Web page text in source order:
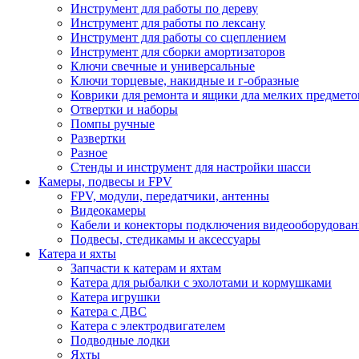
Инструмент для работы по дереву
Инструмент для работы по лексану
Инструмент для работы со сцеплением
Инструмент для сборки амортизаторов
Ключи свечные и универсальные
Ключи торцевые, накидные и г-образные
Коврики для ремонта и ящики дла мелких
Отвертки и наборы
Помпы ручные
Развертки
Разное
Стенды и инструмент для настройки шасси
Камеры, подвесы и FPV
FPV, модули, передатчики, антенны
Видеокамеры
Кабели и конекторы подключения
Подвесы, стедикамы и аксессуары
Катера и яхты
Запчасти к катерам и яхтам
Катера для рыбалки с эхолотами и кормушками
Катера игрушки
Катера с ДВС
Катера с электродвигателем
Подводные лодки
Яхты